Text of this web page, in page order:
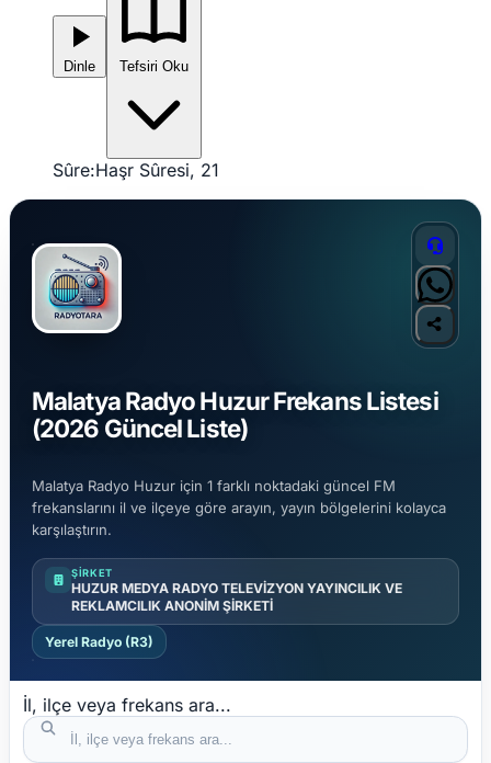
Dinle
Sûre:Haşr Sûresi, 21
Malatya Radyo Huzur Frekans Listesi
(2026 Güncel Liste)
Malatya Radyo Huzur için 1 farklı noktadaki güncel FM
frekanslarını il ve ilçeye göre arayın, yayın bölgelerini kolayca
karşılaştırın.
ŞIRKET
HUZUR MEDYA RADYO TELEVİZYON YAYINCILIK VE
REKLAMCILIK ANONİM ŞİRKETİ
Yerel Radyo (R3)
İl, ilçe veya frekans ara...